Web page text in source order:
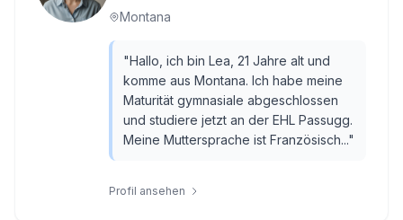
Montana
"Hallo, ich bin Lea, 21 Jahre alt und
komme aus Montana. Ich habe meine
Maturität gymnasiale abgeschlossen
und studiere jetzt an der EHL Passugg.
Meine Muttersprache ist Französisch..."
Profil ansehen